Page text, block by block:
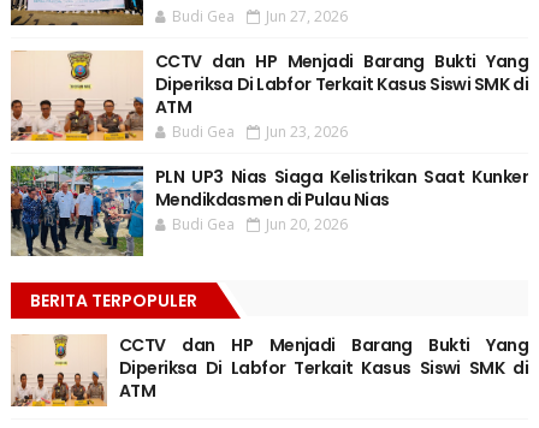
Budi Gea Jun 27, 2026
CCTV dan HP Menjadi Barang Bukti Yang
Diperiksa Di Labfor Terkait Kasus Siswi SMK di
ATM
Budi Gea Jun 23, 2026
PLN UP3 Nias Siaga Kelistrikan Saat Kunker
Mendikdasmen di Pulau Nias
Budi Gea Jun 20, 2026
BERITA TERPOPULER
CCTV dan HP Menjadi Barang Bukti Yang
Diperiksa Di Labfor Terkait Kasus Siswi SMK di
ATM